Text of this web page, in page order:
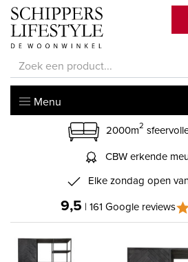
Menu
2000m2
CBW erkende
Elke zondag open
9,5 | 161 Google reviews